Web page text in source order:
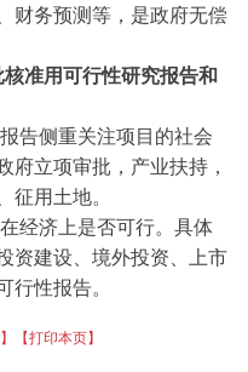
财务预测等，是政府无偿
准用可行性研究报告和
告侧重关注项目的社会
府立项审批，产业扶持，
、征用土地。
经济上是否可行。具体
资建设、境外投资、上市
行性报告。
【打印本页】